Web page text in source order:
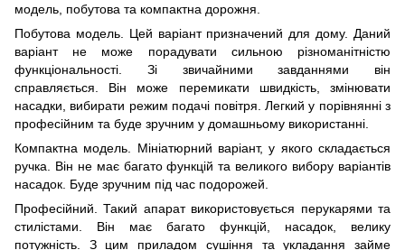
модель, побутова та компактна дорожня.
Побутова модель. Цей варіант призначений для дому. Даний
варіант не може порадувати сильною різноманітністю
функціональності. Зі звичайними завданнями він
справляється. Він може перемикати швидкість, змінювати
насадки, вибирати режим подачі повітря. Легкий у порівнянні з
професійним та буде зручним у домашньому використанні.
Компактна модель. Мініатюрний варіант, у якого складається
ручка. Він не має багато функцій та великого вибору варіантів
насадок. Буде зручним під час подорожей.
Професійний. Такий апарат використовується перукарями та
стилістами. Він має багато функцій, насадок, велику
потужність. З цим приладом сушіння та укладання займе